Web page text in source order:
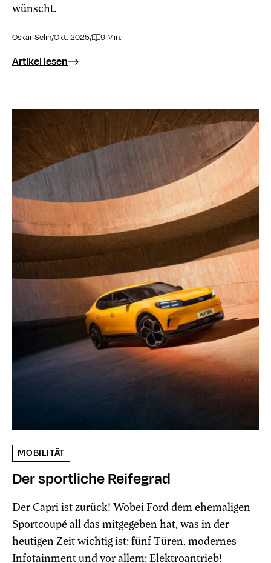
wünscht.
Oskar Selin/Okt. 2025/ 9 Min.
Artikel lesen
MOBILITÄT
Der sportliche Reifegrad
Der Capri ist zurück! Wobei Ford dem ehemaligen
Sportcoupé all das mitgegeben hat, was in der
heutigen Zeit wichtig ist: fünf Türen, modernes
Infotainment und vor allem: Elektroantrieb!